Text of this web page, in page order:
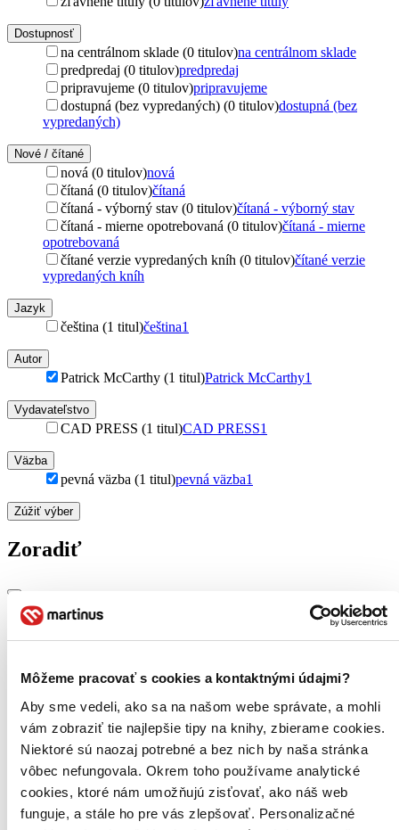
Môžeme pracovať s cookies a kontaktnými údajmi?
Aby sme vedeli, ako sa na našom webe správate, a mohli
vám zobraziť tie najlepšie tipy na knihy, zbierame cookies.
Niektoré sú naozaj potrebné a bez nich by naša stránka
vôbec nefungovala. Okrem toho používame analytické
cookies, ktoré nám umožňujú zisťovať, ako náš web
funguje, a stále ho pre vás zlepšovať. Personalizačné
Dostupnosť
na centrálnom sklade (0 titulov)na centrálnom sklade
predpredaj (0 titulov)predpredaj
pripravujeme (0 titulov)pripravujeme
dostupná (bez vypredaných) (0 titulov)dostupná (bez
vypredaných)
Nové / čítané
nová (0 titulov)nová
čítaná (0 titulov)čítaná
čítaná - výborný stav (0 titulov)čítaná - výborný stav
čítaná - mierne opotrebovaná (0 titulov)čítaná - mierne
opotrebovaná
čítané verzie vypredaných kníh (0 titulov)čítané verzie
vypredaných kníh
Jazyk
čeština (1 titul)čeština1
Autor
Patrick McCarthy (1 titul)Patrick McCarthy1
Vydavateľstvo
CAD PRESS (1 titul)CAD PRESS1
Väzba
pevná väzba (1 titul)pevná väzba1
Zúžiť výber
Zoradiť
Najdrahšie
Najvyššia zľava
Zrušiť filtre
Autor Patrick McCarthyS pevnou väzbou